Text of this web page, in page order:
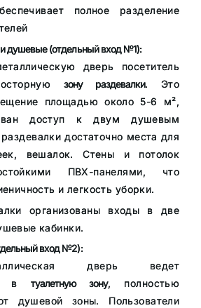
полное разделение
душевые (отдельный вход №1):
дверь посетитель
зону раздевалки. Это
площадью около 5-6 м²,
доступ к двум душевым
достаточно места для
вешалок. Стены и потолок
ПВХ-панелями, что
и легкость уборки.
организованы входы в две
кабинки.
вход №2):
дверь ведет
в туалетную зону, полностью
душевой зоны. Пользователи